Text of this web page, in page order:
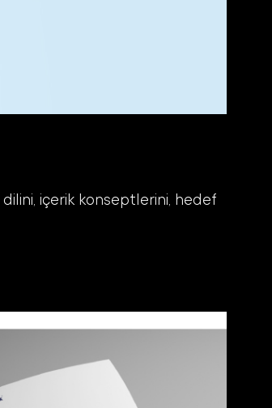
içerik konseptlerini, hedef